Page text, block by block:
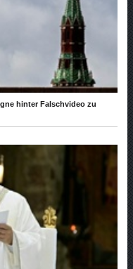
hinter Falschvideo zu